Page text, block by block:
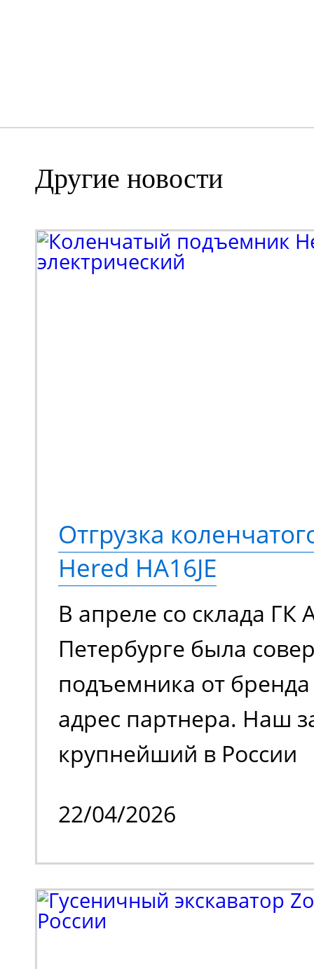
Другие новости
Отгрузка
Hered HA16JE
В апреле со склада ГК
Петербурге была
подъемника от
адрес партнера. Наш
крупнейший в России
деятельности
и реализация
также тяжелое
Партнеру
22/04/2026